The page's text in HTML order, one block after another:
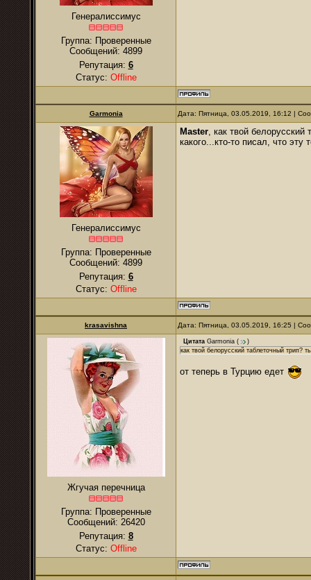
Генералиссимус
Группа: Проверенные
Сообщений: 4899
Репутация: 6
Статус: Offline
Garmonia Дата: Пятница, 03.05.2019, 16:12 |
Генералиссимус
Группа: Проверенные
Сообщений: 4899
Репутация: 6
Статус: Offline
Master, как твой белорусский
какого...кто-то писал, что эту
krasavishna Дата: Пятница, 03.05.2019, 16:25 |
Жгучая перечница
Группа: Проверенные
Сообщений: 26420
Репутация: 8
Статус: Offline
Цитата Garmonia (
)
как твой белорусский таблеточный трип?
от теперь в Турцию едет